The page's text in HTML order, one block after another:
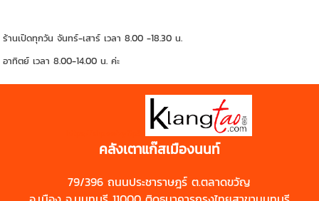
ร้านเปิดทุกวัน จันทร์-เสาร์ เวลา 8.00 -18.30 น.
อาทิตย์ เวลา 8.00-14.00 น. ค่ะ
คลังเตาแก๊สเมืองนนท์
79/396 ถนนประชาราษฎร์ ต.ตลาดขวัญ